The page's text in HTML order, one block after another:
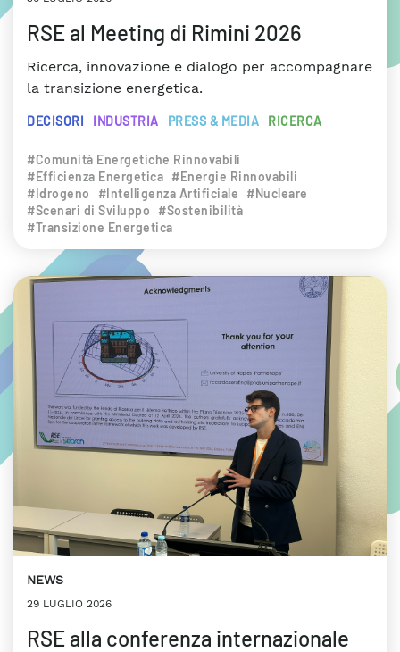
RSE al Meeting di Rimini 2026
Ricerca, innovazione e dialogo per accompagnare
la transizione energetica.
DECISORI INDUSTRIA PRESS & MEDIA RICERCA
#Comunità Energetiche Rinnovabili
#Efficienza Energetica #Energie Rinnovabili
#Idrogeno
#Intelligenza Artificiale
#Nucleare
#Scenari di Sviluppo
#Sostenibilità
#Transizione Energetica
NEWS
29 LUGLIO 2026
RSE alla conferenza internazionale